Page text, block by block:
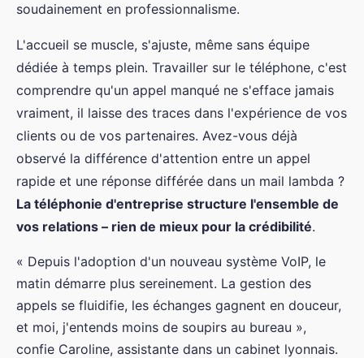
soudainement en professionnalisme.
L'accueil se muscle, s'ajuste, même sans équipe
dédiée à temps plein. Travailler sur le téléphone, c'est
comprendre qu'un appel manqué ne s'efface jamais
vraiment, il laisse des traces dans l'expérience de vos
clients ou de vos partenaires. Avez-vous déjà
observé la différence d'attention entre un appel
rapide et une réponse différée dans un mail lambda ?
La téléphonie d'entreprise structure l'ensemble de
vos relations – rien de mieux pour la crédibilité.
« Depuis l'adoption d'un nouveau système VoIP, le
matin démarre plus sereinement. La gestion des
appels se fluidifie, les échanges gagnent en douceur,
et moi, j'entends moins de soupirs au bureau »,
confie Caroline, assistante dans un cabinet lyonnais.